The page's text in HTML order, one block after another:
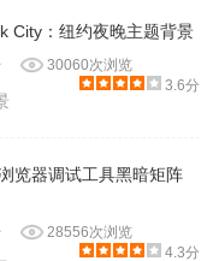
City：纽约夜晚主题背景
30060次浏览
3.6分
览器调试工具黑暗矩阵
28556次浏览
4.3分